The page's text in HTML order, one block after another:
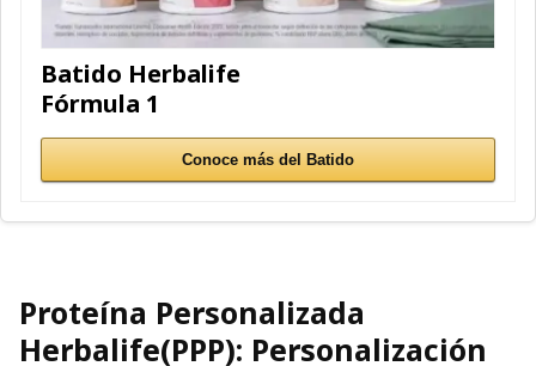
Batido Herbalife
Fórmula 1
Conoce más del Batido
Proteína Personalizada
Herbalife(PPP): Personalización